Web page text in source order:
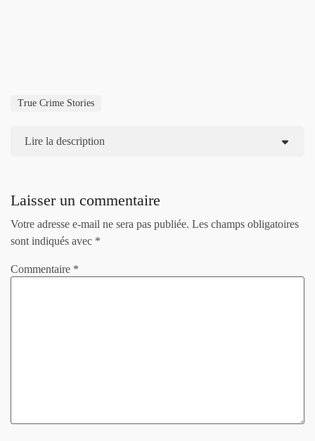
True Crime Stories
Lire la description
Laisser un commentaire
Votre adresse e-mail ne sera pas publiée. Les champs obligatoires
sont indiqués avec *
Commentaire *